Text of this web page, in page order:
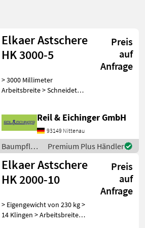
Land Filter
35
anzeigen
Elkaer Astschere
HK 3000-5
Preis
auf
Anfrage
> 3000 Millimeter
Arbeitsbreite > Schneidet
Kilogramm Eigengewicht >
Ideal zum Schneiden hoher
Hecken > Keine
Reil & Eichinger GmbH
93149 Nittenau
Baumpflege
/ Elkaer
Premium Plus Händler
Elkaer Astschere
HK 2000-10
Preis
auf
Anfrage
> Eigengewicht von 230 kg >
14 Klingen > Arbeitsbreite